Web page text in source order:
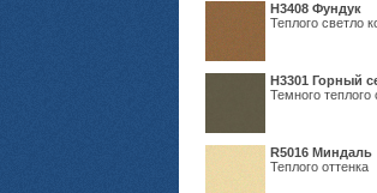
Н3408 Фундук
Теплого светло
Н3301 Горный
Темного теплого
R5016 Миндаль
Теплого оттенка